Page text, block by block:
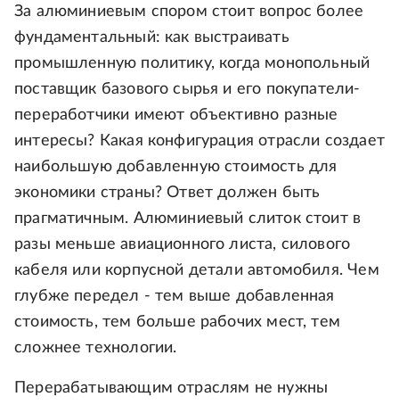
За алюминиевым спором стоит вопрос более
фундаментальный: как выстраивать
промышленную политику, когда монопольный
поставщик базового сырья и его покупатели-
переработчики имеют объективно разные
интересы? Какая конфигурация отрасли создает
наибольшую добавленную стоимость для
экономики страны? Ответ должен быть
прагматичным. Алюминиевый слиток стоит в
разы меньше авиационного листа, силового
кабеля или корпусной детали автомобиля. Чем
глубже передел - тем выше добавленная
стоимость, тем больше рабочих мест, тем
сложнее технологии.
Перерабатывающим отраслям не нужны